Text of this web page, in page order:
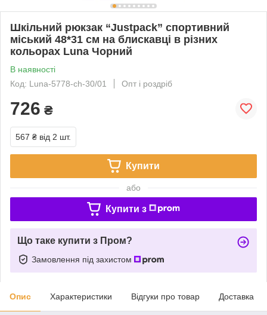
Шкільний рюкзак “Justpack” спортивний
міський 48*31 см на блискавці в різних
кольорах Luna Чорний
В наявності
Код: Luna-5778-ch-30/01
Опт і роздріб
726 ₴
567 ₴ від 2 шт.
Купити
або
Купити з
Що таке купити з Пром?
Замовлення під захистом
Опис Характеристики Відгуки про товар Доставка